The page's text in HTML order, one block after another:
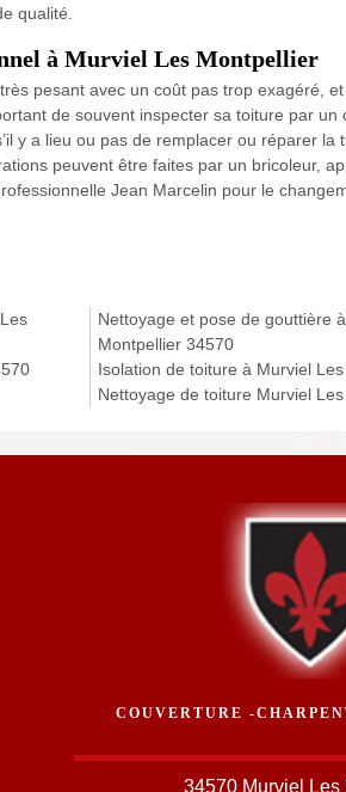
qualité.
à Murviel Les Montpellier
pesant avec un coût pas trop exagéré,
de souvent inspecter sa toiture par un
y a lieu ou pas de remplacer ou réparer la
peuvent être faites par un bricoleur,
Jean Marcelin pour le
Nettoyage et pose de gouttière
Montpellier 34570
Isolation de toiture à Murviel
Nettoyage de toiture Murviel
COUVERTURE -
34570 Murviel Les